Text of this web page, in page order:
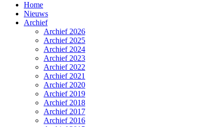
Home
Nieuws
Archief
Archief 2026
Archief 2025
Archief 2024
Archief 2023
Archief 2022
Archief 2021
Archief 2020
Archief 2019
Archief 2018
Archief 2017
Archief 2016